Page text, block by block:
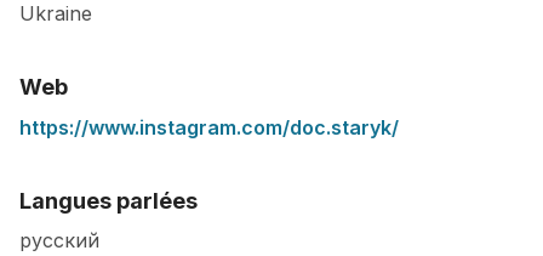
Ukraine
Web
https://www.instagram.com/doc.staryk/
Langues parlées
русский